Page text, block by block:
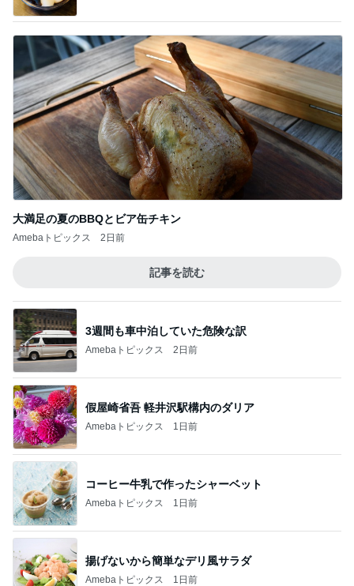
大満足の夏のBBQとビア缶チキン
Amebaトピックス 2日前
記事を読む
3週間も車中泊していた危険な訳
Amebaトピックス 2日前
假屋崎省吾 軽井沢駅構内のダリア
Amebaトピックス 1日前
コーヒー牛乳で作ったシャーベット
Amebaトピックス 1日前
揚げないから簡単なデリ風サラダ
Amebaトピックス 1日前